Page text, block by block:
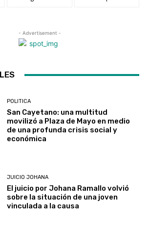
- Advertisement -
POLITICA
San Cayetano: una multitud
movilizó a Plaza de Mayo en medio
de una profunda crisis social y
económica
JUICIO JOHANA
El juicio por Johana Ramallo volvió
sobre la situación de una joven
vinculada a la causa